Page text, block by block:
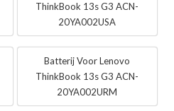
ThinkBook 13s G3 ACN-
20YA002USA
Batterij Voor Lenovo
ThinkBook 13s G3 ACN-
20YA002URM